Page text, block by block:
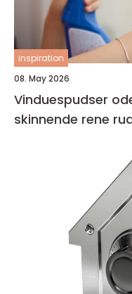
inspiration
08. May 2026
Vinduespudser
skinnende rene